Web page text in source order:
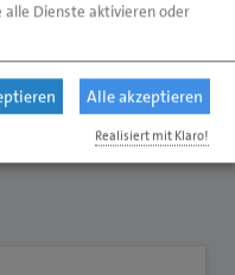
Holstein GmbH
hier!
alle Dienste aktivieren oder
Alle akzeptieren
Realisiert mit Klaro!